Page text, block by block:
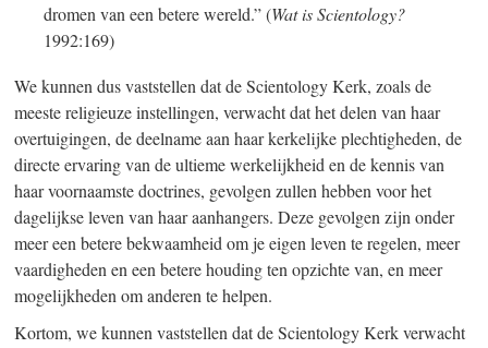
dromen van een betere wereld.” (Wat is Scientology?
1992:169)
We kunnen dus vaststellen dat de Scientology Kerk, zoals de
meeste religieuze instellingen, verwacht dat het delen van haar
overtuigingen, de deelname aan haar kerkelijke plechtigheden, de
directe ervaring van de ultieme werkelijkheid en de kennis van
haar voornaamste doctrines, gevolgen zullen hebben voor het
dagelijkse leven van haar aanhangers. Deze gevolgen zijn onder
meer een betere bekwaamheid om je eigen leven te regelen, meer
vaardigheden en een betere houding ten opzichte van, en meer
mogelijkheden om anderen te helpen.
Kortom, we kunnen vaststellen dat de Scientology Kerk verwacht